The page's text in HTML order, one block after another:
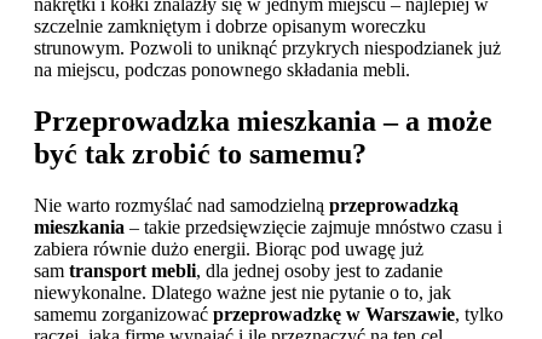
szczelnie zamkniętym i dobrze opisanym woreczku
strunowym. Pozwoli to uniknąć przykrych niespodzianek już
na miejscu, podczas ponownego składania mebli.
Przeprowadzka mieszkania – a może
być tak zrobić to samemu?
Nie warto rozmyślać nad samodzielną przeprowadzką
mieszkania – takie przedsięwzięcie zajmuje mnóstwo czasu i
zabiera równie dużo energii. Biorąc pod uwagę już
sam transport mebli, dla jednej osoby jest to zadanie
niewykonalne. Dlatego ważne jest nie pytanie o to, jak
samemu zorganizować przeprowadzkę w Warszawie, tylko